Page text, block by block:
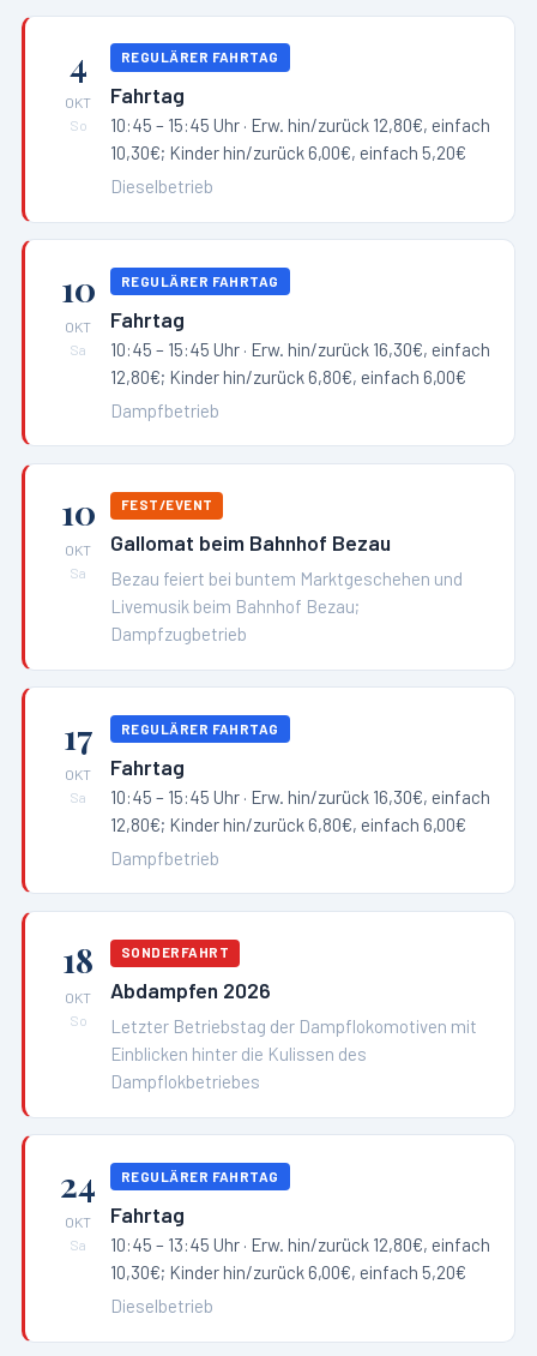
4
OKT
So
REGULÄRER FAHRTAG
Fahrtag
10:45 – 15:45 Uhr · Erw. hin/zurück 12,80€, einfach
10,30€; Kinder hin/zurück 6,00€, einfach 5,20€
Dieselbetrieb
10
OKT
Sa
REGULÄRER FAHRTAG
Fahrtag
10:45 – 15:45 Uhr · Erw. hin/zurück 16,30€, einfach
12,80€; Kinder hin/zurück 6,80€, einfach 6,00€
Dampfbetrieb
10
OKT
Sa
FEST/EVENT
Gallomat beim Bahnhof Bezau
Bezau feiert bei buntem Marktgeschehen und
Livemusik beim Bahnhof Bezau;
Dampfzugbetrieb
17
OKT
Sa
REGULÄRER FAHRTAG
Fahrtag
10:45 – 15:45 Uhr · Erw. hin/zurück 16,30€, einfach
12,80€; Kinder hin/zurück 6,80€, einfach 6,00€
Dampfbetrieb
18
OKT
So
SONDERFAHRT
Abdampfen 2026
Letzter Betriebstag der Dampflokomotiven mit
Einblicken hinter die Kulissen des
Dampflokbetriebes
24
OKT
Sa
REGULÄRER FAHRTAG
Fahrtag
10:45 – 13:45 Uhr · Erw. hin/zurück 12,80€, einfach
10,30€; Kinder hin/zurück 6,00€, einfach 5,20€
Dieselbetrieb